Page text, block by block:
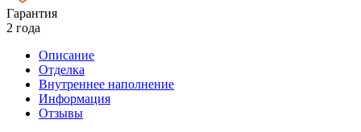
Гарантия
2 года
Описание
Отделка
Внутреннее наполнение
Информация
Отзывы